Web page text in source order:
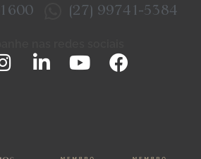
(27) 99741-5384